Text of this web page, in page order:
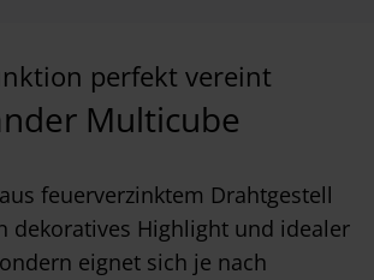
perfekt vereint
Multicube
feuerverzinktem Drahtgestell
dekoratives Highlight und idealer
eignet sich je nach